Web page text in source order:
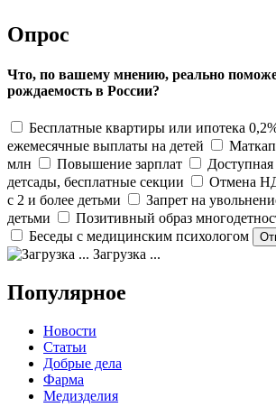
Опрос
Что, по вашему мнению, реально
рождаемость в России?
Бесплатные квартиры или ипотека
ежемесячные выплаты на детей
млн
Повышение зарплат
детсады, бесплатные секции
Отмена
с 2 и более детьми
Запрет на
детьми
Позитивный образ
Беседы с медицинским психологом
Загрузка ...
Популярное
Новости
Статьи
Добрые дела
Фарма
Медизделия